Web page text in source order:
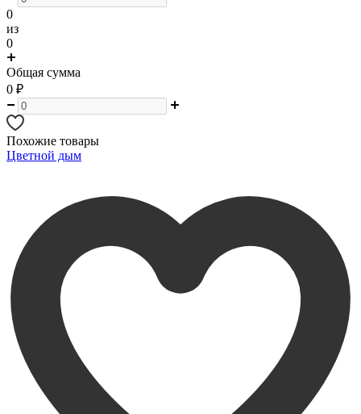
0
из
0
Общая сумма
0 ₽
Похожие товары
Цветной дым